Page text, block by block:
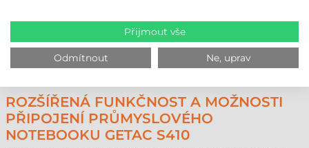
Praktická konstrukce notebooku Getac S410 poskytuje další výhodu z
hlediska bezpečnosti a flexibility. Důležité díly, které lze snadno vyjmout
a vyměnit, umožňují rychlé opravy s minimálními prostoji, to výrazně
snižuje prostoje zařízení a náklady na údržbu a zároveň zajišťuje
dlouhodobou spolehlivost zařízení.
ROZŠÍŘENÁ FUNKČNOST A MOŽNOSTI
PŘIPOJENÍ PRŮMYSLOVÉHO
NOTEBOOKU GETAC S410
Přijmout vše
Odmítnout Ne, uprav